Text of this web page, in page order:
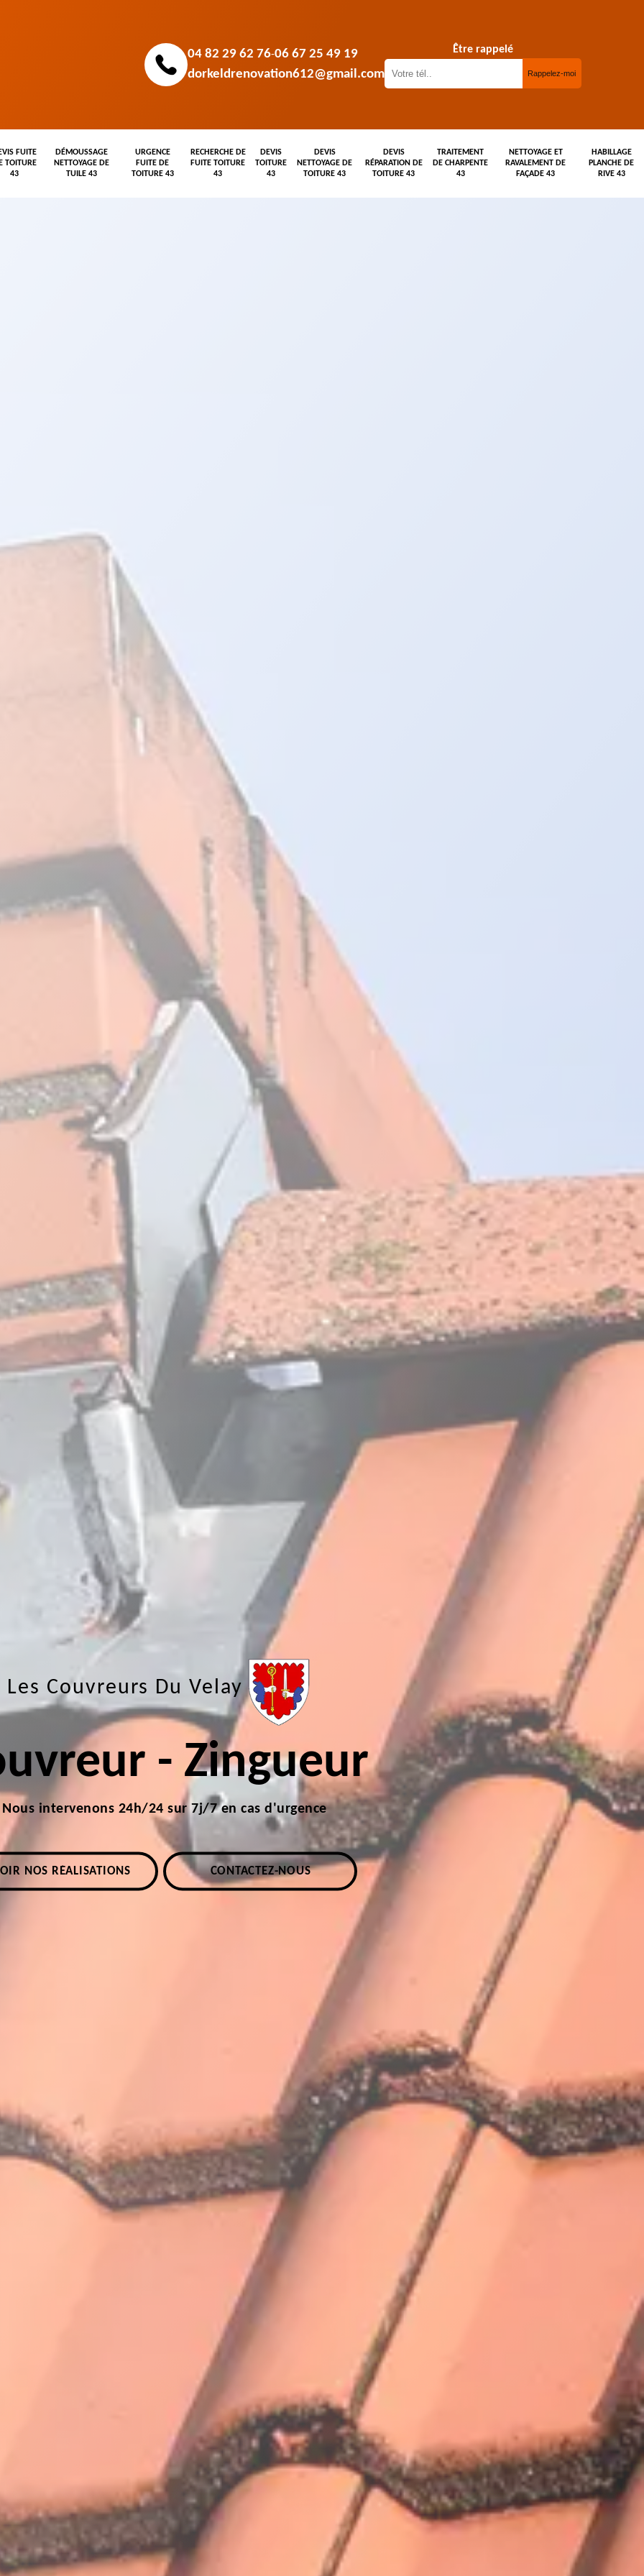
04 82 29 62 76-06 67 25 49 19
dorkeldrenovation612@gmail.com
Être rappelé
FUITE
TOITURE
43
DÉMOUSSAGE
NETTOYAGE DE
TUILE 43
URGENCE
FUITE DE
TOITURE 43
RECHERCHE DE
FUITE TOITURE
43
DEVIS
TOITURE
43
DEVIS
NETTOYAGE DE
TOITURE 43
DEVIS
RÉPARATION DE
TOITURE 43
TRAITEMENT
DE CHARPENTE
43
NETTOYAGE ET
RAVALEMENT DE
FAÇADE 43
HABILLAGE
PLANCHE DE
RIVE 43
Les Couvreurs Du Velay
- Zingueur
Nous intervenons 24h/24 sur 7j/7 en cas d'urgence
NOS RÉALISATIONS CONTACTEZ-NOUS